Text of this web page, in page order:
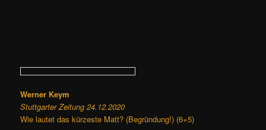
Werner Keym
Stuttgarter Zeitung 24.12.2020
Wie lautet das kürzeste Matt? (Begründung!) (6+5)